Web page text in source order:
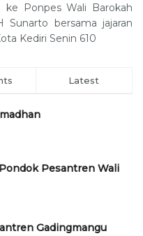
Ponpes Wali Barokah
Sunarto bersama jajaran
Kediri Senin 610
Latest
Pesantren Wali
Gadingmangu